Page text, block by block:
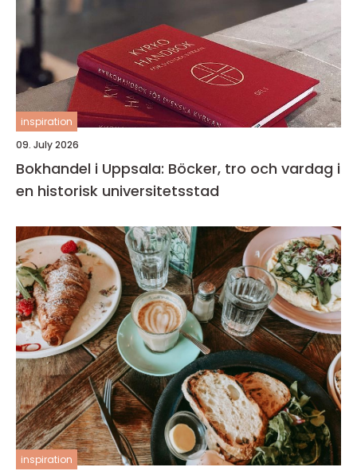
inspiration
09. July 2026
Bokhandel i Uppsala: Böcker, tro och vardag i
en historisk universitetsstad
inspiration